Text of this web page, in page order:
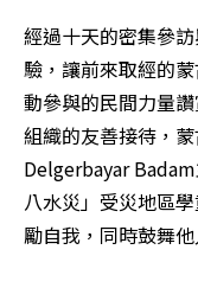
經過十天的密集參
驗，讓前來取經的
動參與的民間力量
組織的友善接待，
Delgerbayar
八水災」受災地區
勵自我，同時鼓舞他